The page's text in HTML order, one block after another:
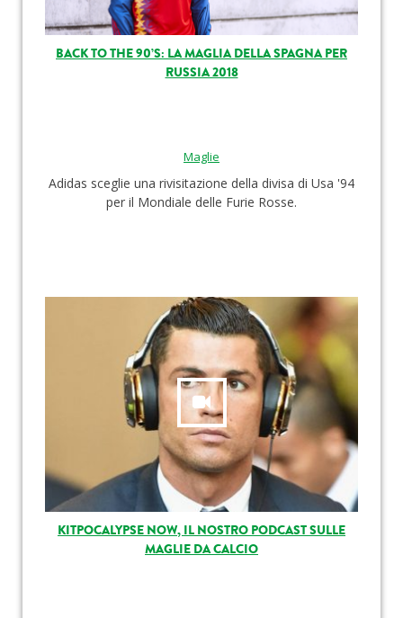
BACK TO THE 90’S: LA MAGLIA DELLA SPAGNA PER
RUSSIA 2018
Maglie
Adidas sceglie una rivisitazione della divisa di Usa '94
per il Mondiale delle Furie Rosse.
KITPOCALYPSE NOW, IL NOSTRO PODCAST SULLE
MAGLIE DA CALCIO